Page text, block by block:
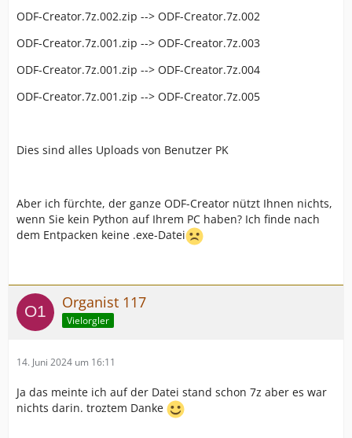
ODF-Creator.7z.002.zip --> ODF-Creator.7z.002
ODF-Creator.7z.001.zip --> ODF-Creator.7z.003
ODF-Creator.7z.001.zip --> ODF-Creator.7z.004
ODF-Creator.7z.001.zip --> ODF-Creator.7z.005
Dies sind alles Uploads von Benutzer PK
Aber ich fürchte, der ganze ODF-Creator nützt Ihnen nichts,
wenn Sie kein Python auf Ihrem PC haben? Ich finde nach
dem Entpacken keine .exe-Datei
Organist 117
Vielorgler
14. Juni 2024 um 16:11
Ja das meinte ich auf der Datei stand schon 7z aber es war
nichts darin. troztem Danke